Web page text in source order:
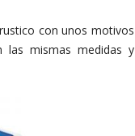
con unos motivos
las mismas medidas y